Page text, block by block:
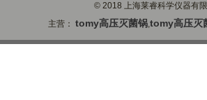
© 2018 上海莱睿科学仪器有
主营：tomy高压灭菌锅,tomy高压灭